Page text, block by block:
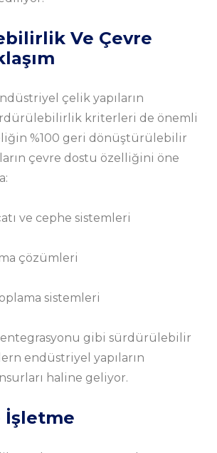
Ve Çevre
çelik yapıların
kriterleri de önemli
%100 geri dönüştürülebilir
çevre dostu özelliğini öne
ve cephe sistemleri
çözümleri
sistemleri
gibi sürdürülebilir
endüstriyel yapıların
haline geliyor.
İşletme